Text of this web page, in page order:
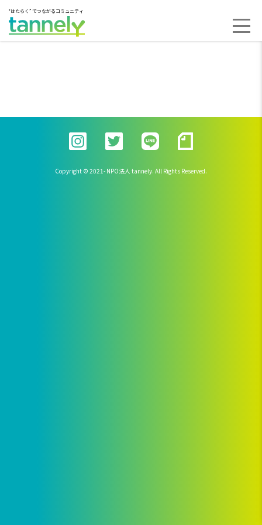
“はたらく” でつながるコミュニティ
Copyright © 2021- NPO法人 tannely. All Rights Reserved.